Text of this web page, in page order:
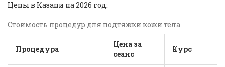
Цены в Казани на 2026 год:
Стоимость процедур для подтяжки кожи тела
Процедура
Цена за
сеанс
Курс